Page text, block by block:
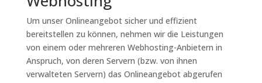
Um unser Onlineangebot sicher und effizient
bereitstellen zu können, nehmen wir die Leistungen
von einem oder mehreren Webhosting-Anbietern in
Anspruch, von deren Servern (bzw. von ihnen
verwalteten Servern) das Onlineangebot abgerufen